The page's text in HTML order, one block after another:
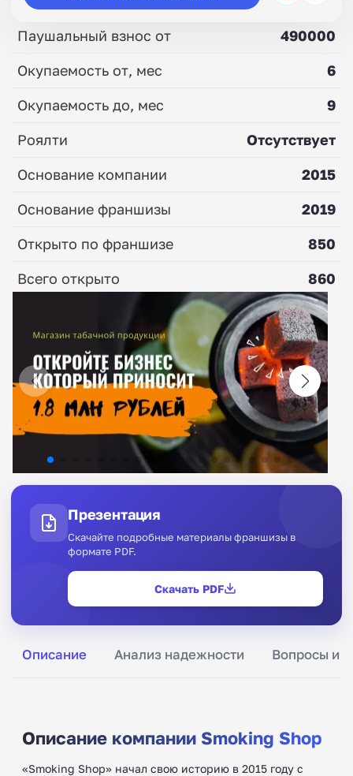
Описание Анализ надежности Вопросы и
Описание компании Smoking Shop
«Smoking Shop» начал свою историю в 2015 году с
Паушальный взнос от
490000
Окупаемость от, мес
6
Окупаемость до, мес
9
Роялти
Отсутствует
Основание компании
2015
Основание франшизы
2019
Открыто по франшизе
850
Всего открыто
860
Презентация
Скачайте подробные материалы франшизы в
формате PDF.
Скачать PDF